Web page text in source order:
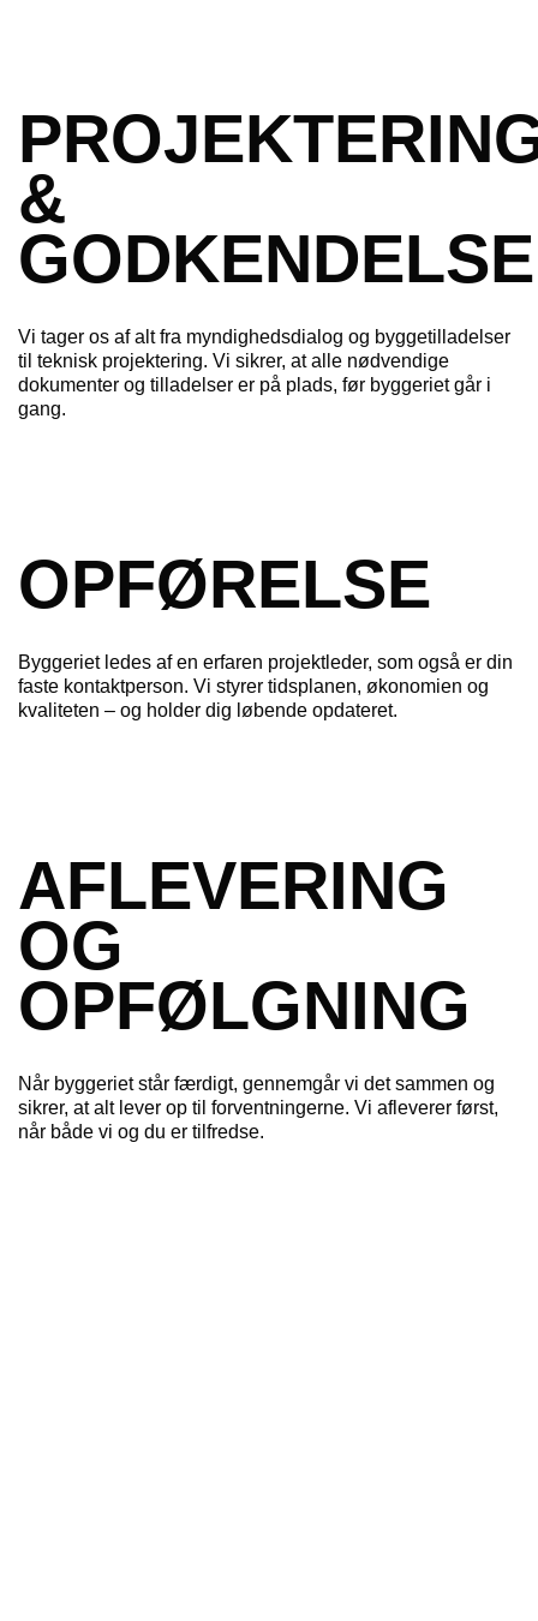
&
Vi tager os af alt fra myndighedsdialog og byggetilladelser
til teknisk projektering. Vi sikrer, at alle nødvendige
dokumenter og tilladelser er på plads, før byggeriet går i
gang.
OPFØRELSE
Byggeriet ledes af en erfaren projektleder, som også er din
faste kontaktperson. Vi styrer tidsplanen, økonomien og
kvaliteten – og holder dig løbende opdateret.
AFLEVERING
OG
OPFØLGNING
Når byggeriet står færdigt, gennemgår vi det sammen og
sikrer, at alt lever op til forventningerne. Vi afleverer først,
når både vi og du er tilfredse.